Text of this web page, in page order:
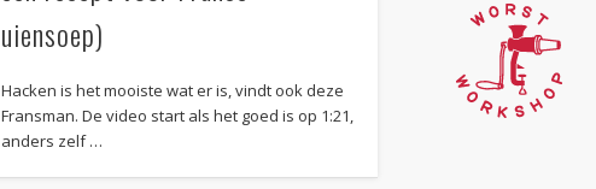
uiensoep)
Hacken is het mooiste wat er is, vindt ook deze
Fransman. De video start als het goed is op 1:21,
anders zelf …